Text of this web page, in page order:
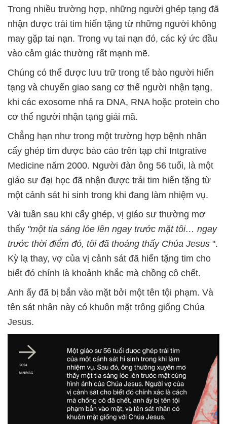
Trong nhiều trường hợp, những người ghép tạng đã
nhận được trái tim hiến tặng từ những người không
may gặp tai nạn. Trong vụ tai nạn đó, các ký ức đầu
vào cảm giác thường rất mạnh mẽ.
Chúng có thể được lưu trữ trong tế bào người hiến
tạng và chuyển giao sang cơ thể người nhận tạng,
khi các exosome nhả ra DNA, RNA hoặc protein cho
cơ thể người nhận tạng giải mã.
Chẳng hạn như trong một trường hợp bệnh nhân
cấy ghép tim được báo cáo trên tạp chí Intgrative
Medicine năm 2000. Người đàn ông 56 tuổi, là một
giáo sư đại học đã nhận được trái tim hiến tặng từ
một cảnh sát hi sinh trong khi đang làm nhiệm vụ.
Vài tuần sau khi cấy ghép, vị giáo sư thường mơ
thấy "một tia sáng lóe lên ngay trước mặt tôi… ngay
trước thời điểm đó, tôi đã thoáng thấy Chúa Jesus ".
Kỳ lạ thay, vợ của vị cảnh sát đã hiến tặng tim cho
biết đó chính là khoảnh khắc mà chồng cô chết.
Anh ấy đã bị bắn vào mặt bởi một tên tội phạm. Và
tên sát nhân này có khuôn mặt trông giống Chúa
Jesus.